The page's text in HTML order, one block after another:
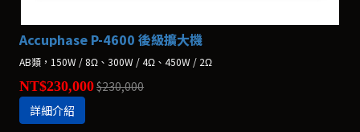
Accuphase P-4600 後級擴大機
AB類，150W / 8Ω、300W / 4Ω、450W / 2Ω
NT$230,000$230,000
詳細介紹